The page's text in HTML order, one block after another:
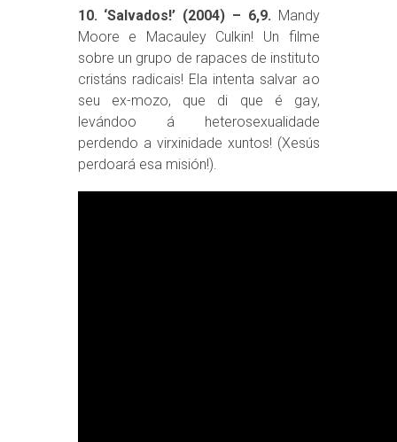
10. ‘Salvados!’ (2004) – 6,9. Mandy
Moore e Macauley Culkin! Un filme
sobre un grupo de rapaces de instituto
cristáns radicais! Ela intenta salvar ao
seu ex-mozo, que di que é gay,
levándoo á heterosexualidade
perdendo a virxinidade xuntos! (Xesús
perdoará esa misión!).